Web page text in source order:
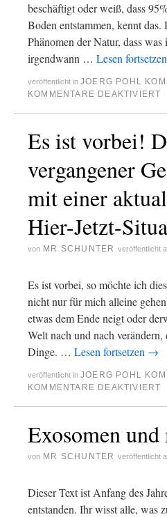
beschäftigt oder weiß, dass
Boden entstammen, kennt das.
Phänomen der Natur, dass was
irgendwann … Lesen fortsetzen
veröffentlicht in JOERG POHL
KOMMENTARE DEAKTIVIERT
Es ist vorbei!
vergangener
mit einer
Hier-Jetzt-
von MR SCHUNTER veröffentlicht
Es ist vorbei, so möchte ich
nicht nur für mich alleine
etwas dem Ende neigt oder
Welt nach und nach verändern,
Dinge. … Lesen fortsetzen →
veröffentlicht in JOERG POHL
KOMMENTARE DEAKTIVIERT
Exosomen
von MR SCHUNTER veröffentlicht
Dieser Text ist Anfang des
entstanden. Ihr wisst alle, was